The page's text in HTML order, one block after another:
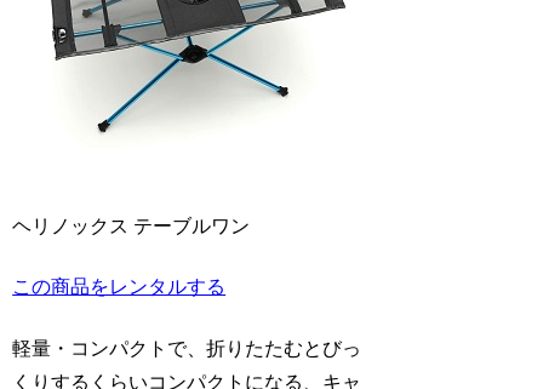
ヘリノックス テーブルワン
この商品をレンタルする
軽量・コンパクトで、折りたたむとびっ
くりするくらいコンパクトになる、キャ